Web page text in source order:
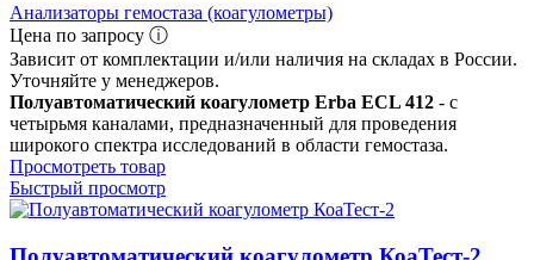
Анализаторы гемостаза (коагулометры)
Цена по запросу ⓘ
Зависит от комплектации и/или наличия на складах в России.
Уточняйте у менеджеров.
Полуавтоматический коагулометр Erba ECL 412 - с
четырьмя каналами, предназначенный для проведения
широкого спектра исследований в области гемостаза.
Просмотреть товар
Быстрый просмотр